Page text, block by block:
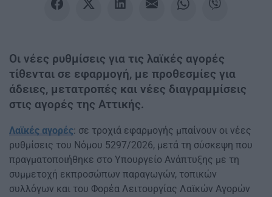
Οι νέες ρυθμίσεις για τις λαϊκές αγορές
τίθενται σε εφαρμογή, με προθεσμίες για
άδειες, μετατροπές και νέες διαγραμμίσεις
στις αγορές της Αττικής.
Λαϊκές αγορές: σε τροχιά εφαρμογής μπαίνουν οι νέες
ρυθμίσεις του Νόμου 5297/2026, μετά τη σύσκεψη που
πραγματοποιήθηκε στο Υπουργείο Ανάπτυξης με τη
συμμετοχή εκπροσώπων παραγωγών, τοπικών
συλλόγων και του Φορέα Λειτουργίας Λαϊκών Αγορών